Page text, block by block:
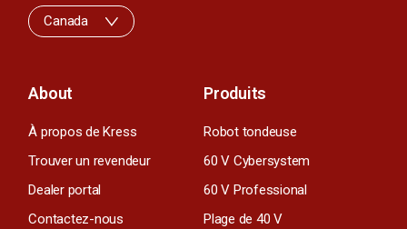
About
À propos de Kress
Trouver un revendeur
Dealer portal
Contactez-nous
Produits
Robot tondeuse
60 V Cybersystem
60 V Professional
Plage de 40 V
Canada